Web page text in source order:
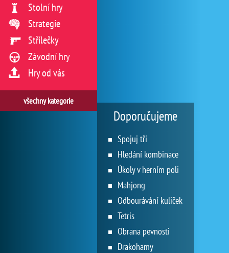
Stolní hry
Strategie
Střílečky
Závodní hry
Hry od vás
všechny kategorie
Doporučujeme
Spojuj tři
Hledání kombinace
Úkoly v herním poli
Mahjong
Odbourávání kuliček
Tetris
Obrana pevnosti
Drakohamy